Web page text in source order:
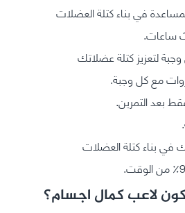
في بناء كتلة العضلات
ساعات.
لتعزيز كتلة عضلاتك
مع كل وجبة.
بعد التمرين.
في بناء كتلة العضلات
لاعب كمال اجسام؟